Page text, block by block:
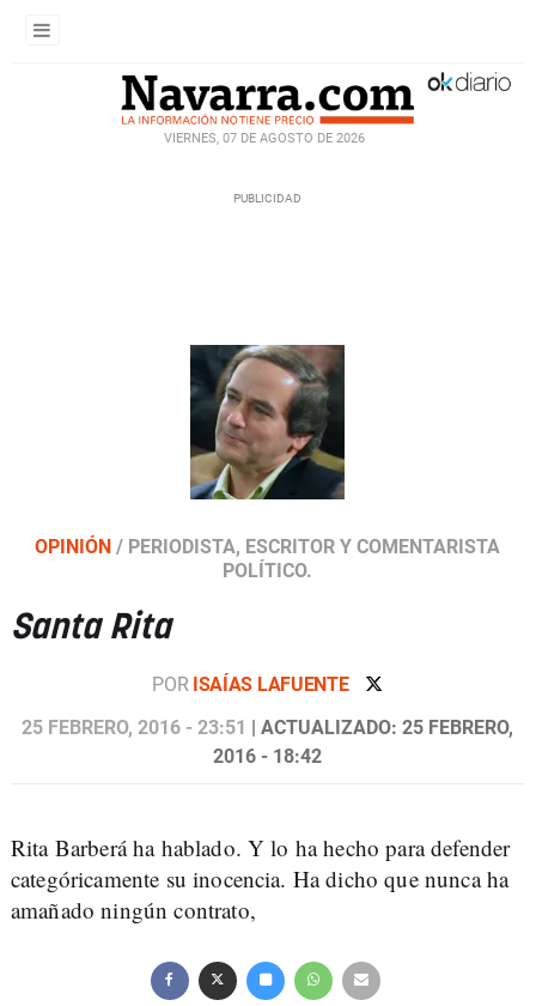
VIERNES, 07 DE AGOSTO DE 2026
OPINIÓN / PERIODISTA, ESCRITOR Y COMENTARISTA
POLÍTICO.
Santa Rita
POR ISAÍAS LAFUENTE
25 FEBRERO, 2016 - 23:51 | ACTUALIZADO: 25 FEBRERO,
2016 - 18:42
Rita Barberá ha hablado. Y lo ha hecho para defender
categóricamente su inocencia. Ha dicho que nunca ha
amañado ningún contrato,